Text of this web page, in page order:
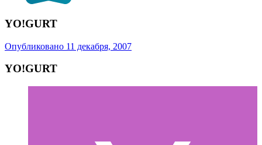
YO!GURT
Опубликовано 11 декабря, 2007
YO!GURT